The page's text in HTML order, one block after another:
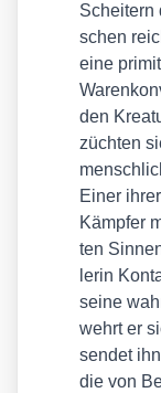
Schei­tern
schen
eine
den
züch­ten
Einer
Kämp­fer
ten
le­rin
sei­ne
wehrt er
sen­det
die von